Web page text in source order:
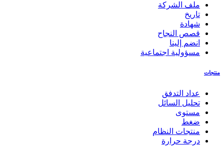
ملف الشركة
تاريخ
شهادة
قصص النجاح
انضم إلينا
مسؤولية اجتماعية
منتجات
عداد التدفق
تحليل السائل
مستوى
ضغط
منتجات النظام
درجة حرارة